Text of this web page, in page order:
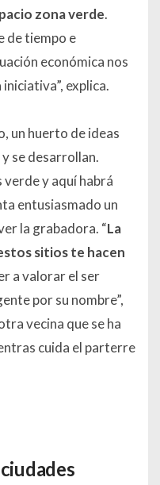
zona verde.
de tiempo e
económica nos
explica.
un huerto de ideas
se desarrollan.
verde y aquí habrá
entusiasmado un
la grabadora. “La
sitios te hacen
a valorar el ser
por su nombre”,
vecina que se ha
cuida el parterre